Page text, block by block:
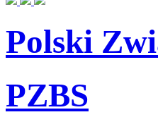
Polski
PZBS